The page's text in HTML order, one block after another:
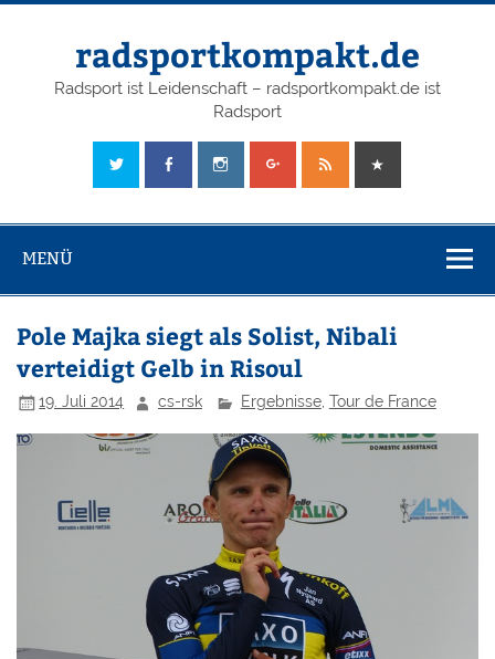
radsportkompakt.de
Radsport ist Leidenschaft – radsportkompakt.de ist
Radsport
MENÜ
Pole Majka siegt als Solist, Nibali
verteidigt Gelb in Risoul
19. Juli 2014 cs-rsk Ergebnisse, Tour de France